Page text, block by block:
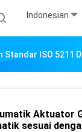
Indonesian
ISO 5211
Aktuator
sesuai